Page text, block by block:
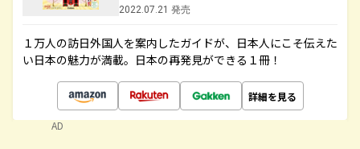
2022.07.21 発売
１万人の訪日外国人を案内したガイドが、日本人にこそ伝えた
い日本の魅力が満載。日本の再発見ができる１冊！
詳細を見る
AD